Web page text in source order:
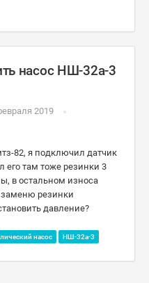
насос НШ-32а-3
2019
82, я подключил датчик
его там тоже резинки 3
в остальном износа
заменю резинки
давление?
насос НШ-32а-3